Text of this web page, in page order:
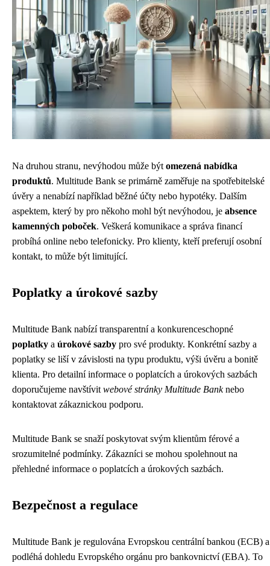
Na druhou stranu, nevýhodou může být omezená nabídka
produktů. Multitude Bank se primárně zaměřuje na spotřebitelské
úvěry a nenabízí například běžné účty nebo hypotéky. Dalším
aspektem, který by pro někoho mohl být nevýhodou, je absence
kamenných poboček. Veškerá komunikace a správa financí
probíhá online nebo telefonicky. Pro klienty, kteří preferují osobní
kontakt, to může být limitující.
Poplatky a úrokové sazby
Multitude Bank nabízí transparentní a konkurenceschopné
poplatky a úrokové sazby pro své produkty. Konkrétní sazby a
poplatky se liší v závislosti na typu produktu, výši úvěru a bonitě
klienta. Pro detailní informace o poplatcích a úrokových sazbách
doporučujeme navštívit webové stránky Multitude Banknebo
kontaktovat zákaznickou podporu.
Multitude Bank se snaží poskytovat svým klientům férové a
srozumitelné podmínky. Zákazníci se mohou spolehnout na
přehledné informace o poplatcích a úrokových sazbách.
Bezpečnost a regulace
Multitude Bank je regulována Evropskou centrální bankou (ECB) a
podléhá dohledu Evropského orgánu pro bankovnictví (EBA). To